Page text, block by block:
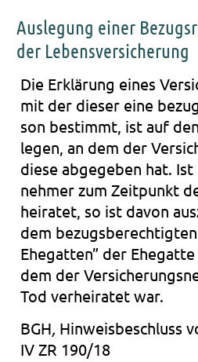
Auslegung einer
der Lebensversicherung
Die Erklä­rung eines
mit der die­ser eine
son bestimmt, ist auf
le­gen, an dem der
diese abge­ge­ben hat.
neh­mer zum Zeit­punkt
hei­ra­tet, so ist davon
dem
Ehe­gat­ten” der
dem der
Tod ver­hei­ra­tet war.
BGH, Hin­weis­be­schluss
IV ZR 190/18